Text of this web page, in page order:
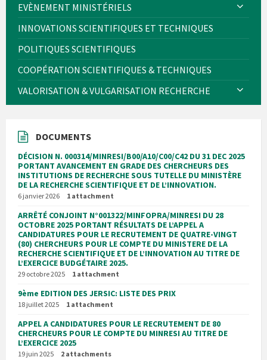
EVÈNEMENT MINISTÉRIELS
INNOVATIONS SCIENTIFIQUES ET TECHNIQUES
POLITIQUES SCIENTIFIQUES
COOPÉRATION SCIENTIFIQUES & TECHNIQUES
VALORISATION & VULGARISATION RECHERCHE
DOCUMENTS
DÉCISION N. 000314/MINRESI/B00/A10/C00/C42 DU 31 DEC 2025
PORTANT AVANCEMENT EN GRADE DES CHERCHEURS DES
INSTITUTIONS DE RECHERCHE SOUS TUTELLE DU MINISTÈRE
DE LA RECHERCHE SCIENTIFIQUE ET DE L’INNOVATION.
6 janvier 2026 1 attachment
ARRÊTÉ CONJOINT N°001322/MINFOPRA/MINRESI DU 28
OCTOBRE 2025 PORTANT RÉSULTATS DE L’APPEL A
CANDIDATURES POUR LE RECRUTEMENT DE QUATRE-VINGT
(80) CHERCHEURS POUR LE COMPTE DU MINISTERE DE LA
RECHERCHE SCIENTIFIQUE ET DE L’INNOVATION AU TITRE DE
L’EXERCICE BUDGÉTAIRE 2025.
29 octobre 2025 1 attachment
9ème EDITION DES JERSIC: LISTE DES PRIX
18 juillet 2025 1 attachment
APPEL A CANDIDATURES POUR LE RECRUTEMENT DE 80
CHERCHEURS POUR LE COMPTE DU MINRESI AU TITRE DE
L’EXERCICE 2025
19 juin 2025 2 attachments